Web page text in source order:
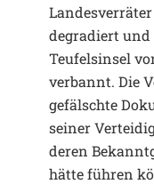
degradiert und
Teufelsinsel
verbannt. Die
gefälschte
seiner
deren
hätte führen